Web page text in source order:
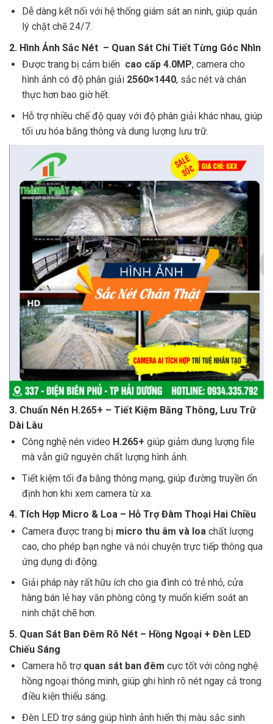
Dễ dàng kết nối với hệ thống giám sát an ninh, giúp quản
lý chặt chẽ 24/7.
2. Hình Ảnh Sắc Nét – Quan Sát Chi Tiết Từng Góc Nhìn
Được trang bị cảm biến cao cấp 4.0MP, camera cho
hình ảnh có độ phân giải 2560×1440, sắc nét và chân
thực hơn bao giờ hết.
Hỗ trợ nhiều chế độ quay với độ phân giải khác nhau, giúp
tối ưu hóa băng thông và dung lượng lưu trữ.
3. Chuẩn Nén H.265+ – Tiết Kiệm Băng Thông, Lưu Trữ
Dài Lâu
Công nghệ nén video H.265+ giúp giảm dung lượng file
mà vẫn giữ nguyên chất lượng hình ảnh.
Tiết kiệm tối đa băng thông mạng, giúp đường truyền ổn
định hơn khi xem camera từ xa.
4. Tích Hợp Micro & Loa – Hỗ Trợ Đàm Thoại Hai Chiều
Camera được trang bị micro thu âm và loachất lượng
cao, cho phép bạn nghe và nói chuyện trực tiếp thông qua
ứng dụng di động.
Giải pháp này rất hữu ích cho gia đình có trẻ nhỏ, cửa
hàng bán lẻ hay văn phòng công ty muốn kiểm soát an
ninh chặt chẽ hơn.
5. Quan Sát Ban Đêm Rõ Nét – Hồng Ngoại + Đèn LED
Chiếu Sáng
Camera hỗ trợ quan sát ban đêm cực tốt với công nghệ
hồng ngoại thông minh, giúp ghi hình rõ nét ngay cả trong
điều kiện thiếu sáng.
Đèn LED trợ sáng giúp hình ảnh hiển thị màu sắc sinh